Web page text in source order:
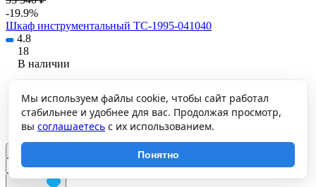
-19.9%
Шкаф инструментальный TC-1995-041040
4.8
18
В наличии
1900х950х500
Нагрузка на корпус шкафа,кг:
500
Мы используем файлы cookie, чтобы сайт работал
стабильнее и удобнее для вас. Продолжая просмотр,
вы соглашаетесь с их использованием.
Понятно